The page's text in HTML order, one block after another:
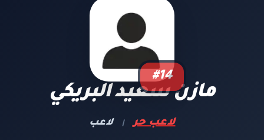
#14
مازن سعيد البريكي
لاعب حر | لاعب